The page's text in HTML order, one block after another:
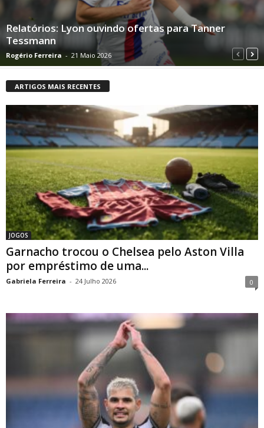
Relatórios: Lyon ouvindo ofertas para Tanner
Tessmann
Rogério Ferreira - 21 Maio 2026
ARTIGOS MAIS RECENTES
JOGOS
Garnacho trocou o Chelsea pelo Aston Villa
por empréstimo de uma...
Gabriela Ferreira - 24 Julho 2026 0